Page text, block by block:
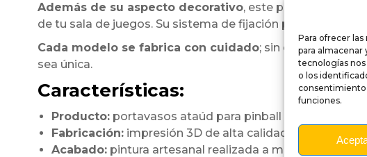
Para ofrecer
para almacenar
tecnologías
o los
consentimiento
funciones.
Además de su aspecto decorativo, este portavasos
de tu sala de juegos. Su sistema de fijación permite una
Cada modelo se fabrica con cuidado; sin embargo,
sea única.
Características:
Producto:portavasos ataúd para pinball
Fabricación:impresión 3D de alta calidad
Acabado:pintura artesanal realizada a mano